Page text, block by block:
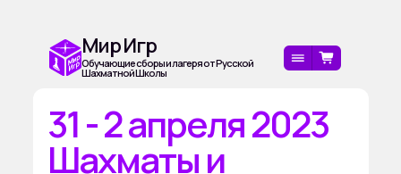
Мир Игр
Обучающие сборы и лагеря от Русской
Шахматной Школы
31 - 2 апреля 2023
Шахматы и